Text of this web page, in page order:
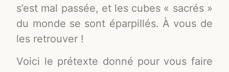
s’est mal passée, et les cubes « sacrés »
du monde se sont éparpillés. À vous de
les retrouver !
Voici le prétexte donné pour vous faire